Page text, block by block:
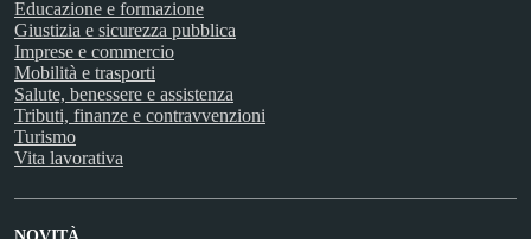
Educazione e formazione
Giustizia e sicurezza pubblica
Imprese e commercio
Mobilità e trasporti
Salute, benessere e assistenza
Tributi, finanze e contravvenzioni
Turismo
Vita lavorativa